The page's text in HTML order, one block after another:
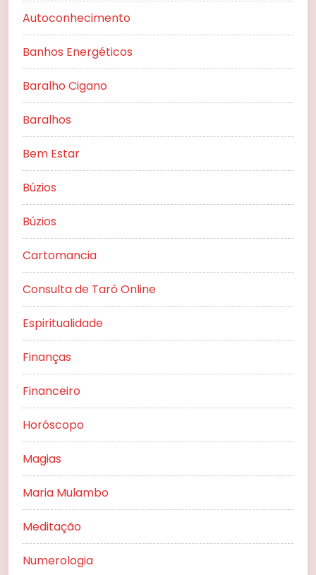
Autoconhecimento
Banhos Energéticos
Baralho Cigano
Baralhos
Bem Estar
Búzios
Búzios
Cartomancia
Consulta de Tarô Online
Espiritualidade
Finanças
Financeiro
Horóscopo
Magias
Maria Mulambo
Meditação
Numerologia